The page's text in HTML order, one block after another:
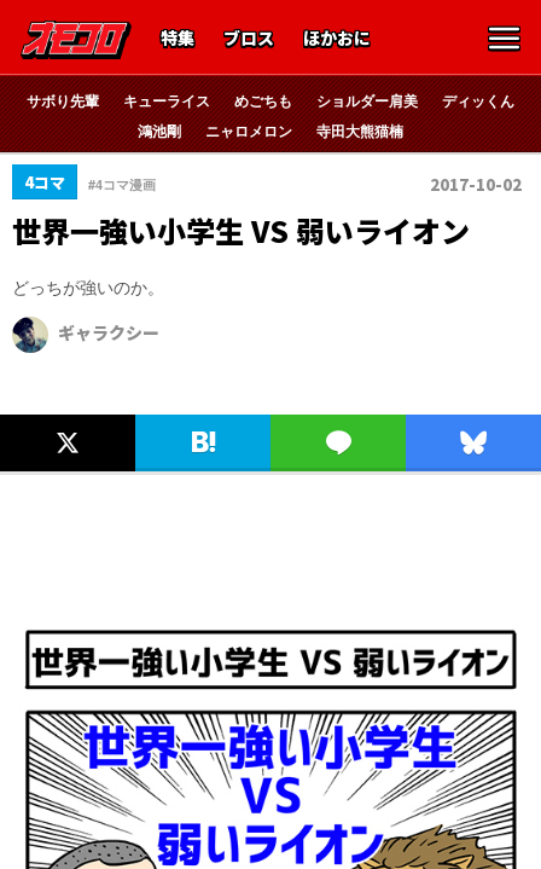
特集 ブロス ほかおに
サボり先輩 キューライス めごちも ショルダー肩美
ディッくん
鴻池剛
ニャロメロン 寺田大熊猫楠
4コマ #4コマ漫画 2017-10-02
世界一強い小学生 VS 弱いライオン
どっちが強いのか。
ギャラクシー